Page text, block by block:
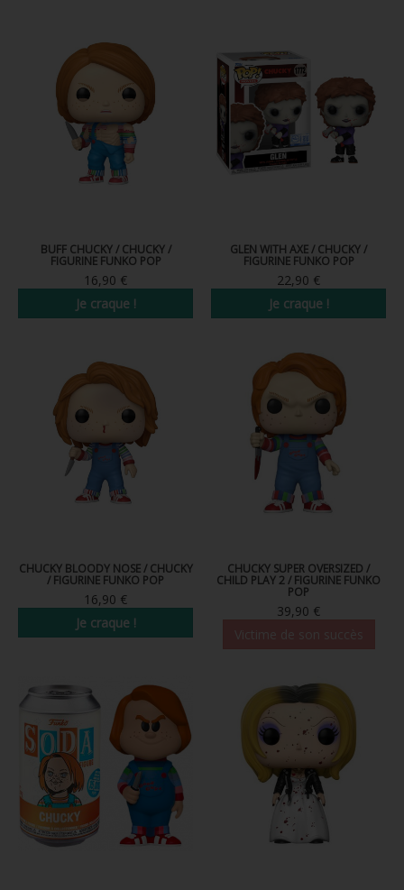
BUFF CHUCKY / CHUCKY /
FIGURINE FUNKO POP
16,90 €
Je craque !
GLEN WITH AXE / CHUCKY /
FIGURINE FUNKO POP
22,90 €
Je craque !
CHUCKY BLOODY NOSE / CHUCKY
/ FIGURINE FUNKO POP
16,90 €
Je craque !
CHUCKY SUPER OVERSIZED /
CHILD PLAY 2 / FIGURINE FUNKO
POP
39,90 €